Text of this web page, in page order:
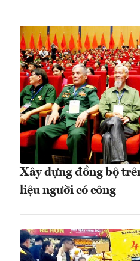
Xây dựng đồng bộ
liệu người có công